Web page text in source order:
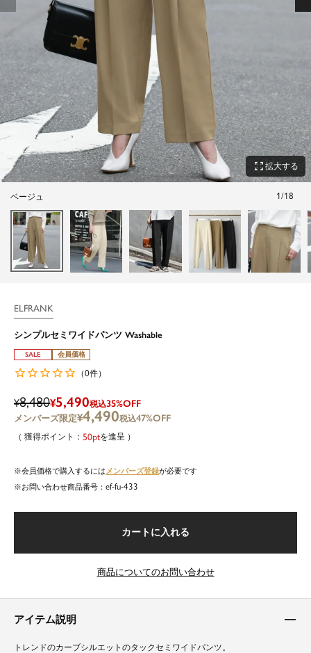
zoom_out_map 拡大する
ベージュ 1/18
ELFRANK
シンプルセミワイドパンツ Washable
SALE 会員価格
（0件）
¥8,480¥5,490税込35%OFF
¥4,490税込47%OFF
50 を進呈
会員価格で購入するには メンバーズ登録が必要です
商品番号
ef-fu-433
カートに入れる
商品についてのお問い合わせ
アイテム説明
トレンドのカーブシルエットのタックセミワイドパンツ。